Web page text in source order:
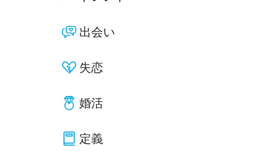
出会い
失恋
婚活
定義